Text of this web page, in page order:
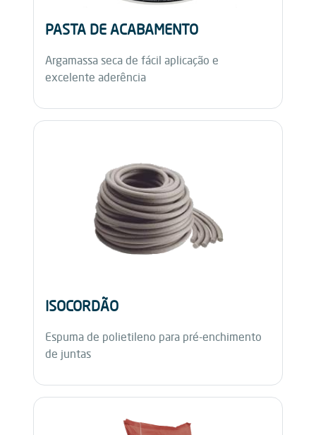
PASTA DE ACABAMENTO
Argamassa seca de fácil aplicação e
excelente aderência
ISOCORDÃO
Espuma de polietileno para pré-enchimento
de juntas